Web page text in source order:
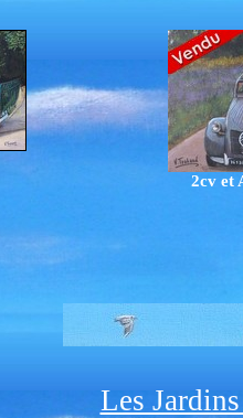
2cv et
Les